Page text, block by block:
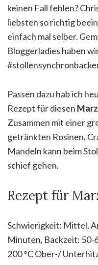
keinen Fall fehlen?
liebsten so richtig
einfach mal selber.
Bloggerladies haben
Passen dazu hab ich
Rezept für diesen
Zusammen mit einer
getränkten Rosinen,
Mandeln kann beim
schief gehen.
Rezept für
Schwierigkeit: Mittel,
Minuten, Backzeit:
200 °C Ober-/